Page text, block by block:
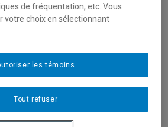
987-3000 poste 5291
Anglais
de fréquentation, etc. Vous
votre choix en sélectionnant
Tout refuser
les témoins